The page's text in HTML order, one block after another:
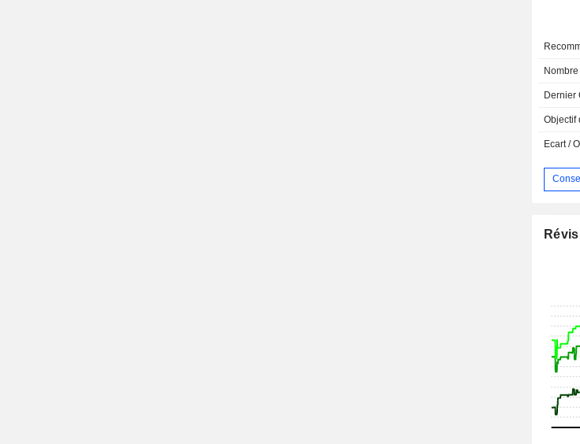
Dernier
Objectif
Ecart /